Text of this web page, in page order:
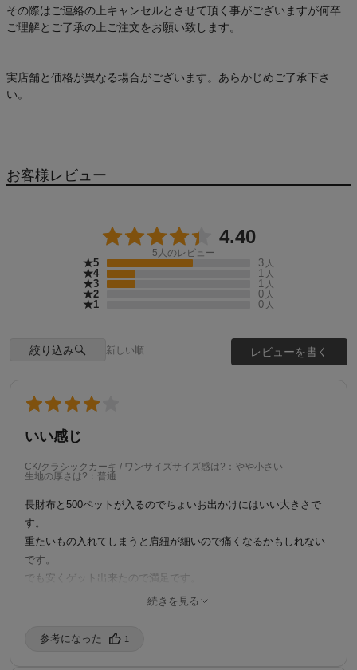
その際はご連絡の上キャンセルとさせて頂く事がございますが何卒
ご理解とご了承の上ご注文をお願い致します。
実店舗と価格が異なる場合がございます。あらかじめご了承下さ
い。
お客様レビュー
4.40
5 人のレビュー
★5 3 人
★4 1 人
★3 1 人
★2 0 人
★1 0 人
絞り込み 新しい順 レビューを書く
いい感じ
CK/クラシックカーキ / ワンサイズサイズ感は?：やや小さい
生地の厚さは?：普通
長財布と500ペットが入るのでちょいお出かけにはいい大きさで
す。
重たいもの入れてしまうと肩紐が細いので痛くなるかもしれない
です。
でも安くゲット出来たので満足です。
続きを見る
参考になった️ 1